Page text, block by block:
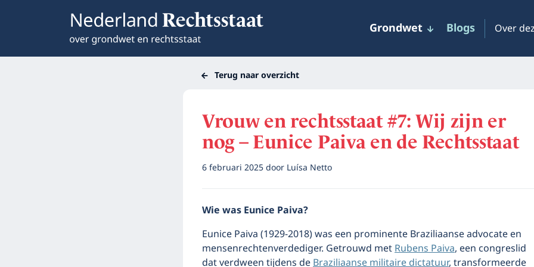
Grondwet Blogs Over
Terug naar overzicht
Vrouw en rechtsstaat #7: Wij zijn er
nog – Eunice Paiva en de Rechtsstaat
6 februari 2025door Luísa Netto
Wie was Eunice Paiva?
Eunice Paiva (1929-2018) was een prominente Braziliaanse advocate en
mensenrechtenverdediger. Getrouwd metRubens Paiva, een congreslid
dat verdween tijdens deBraziliaanse militaire dictatuur, transformeerde